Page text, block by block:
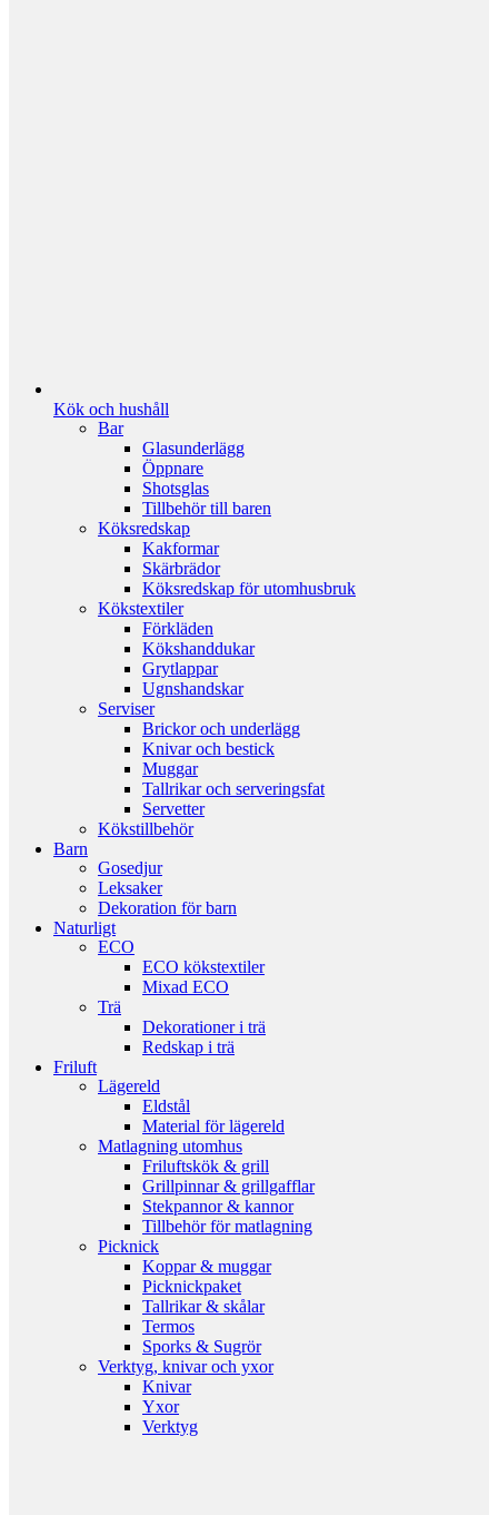
Kök och hushåll
Bar
Glasunderlägg
Öppnare
Shotsglas
Tillbehör till baren
Köksredskap
Kakformar
Skärbrädor
Köksredskap för utomhusbruk
Kökstextiler
Förkläden
Kökshanddukar
Grytlappar
Ugnshandskar
Serviser
Brickor och underlägg
Knivar och bestick
Muggar
Tallrikar och serveringsfat
Servetter
Kökstillbehör
Barn
Gosedjur
Leksaker
Dekoration för barn
Naturligt
ECO
ECO kökstextiler
Mixad ECO
Trä
Dekorationer i trä
Redskap i trä
Friluft
Lägereld
Eldstål
Material för lägereld
Matlagning utomhus
Friluftskök & grill
Grillpinnar & grillgafflar
Stekpannor & kannor
Tillbehör för matlagning
Picknick
Koppar & muggar
Picknickpaket
Tallrikar & skålar
Termos
Sporks & Sugrör
Verktyg, knivar och yxor
Knivar
Yxor
Verktyg